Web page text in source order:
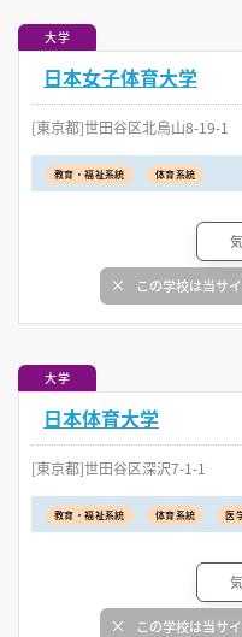
大学
日本女子体育大学
[東京都]世田谷区北烏山8-19-1
教育・福祉系統 体育系統
この学校は当サ
大学
日本体育大学
[東京都]世田谷区深沢7-1-1
教育・福祉系統 体育系統 医
この学校は当サ